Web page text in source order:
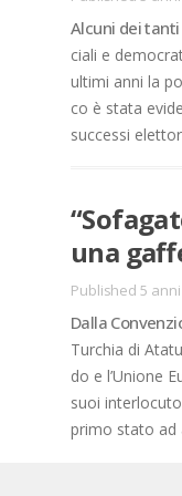
Al­cu­ni dei
cia­li e
ul­ti­mi anni la
co è sta­ta
suc­ces­si
una
Published 5
Dal­la
Tur­chia di
do e l’U­nio­ne
suoi
pri­mo sta­to ad